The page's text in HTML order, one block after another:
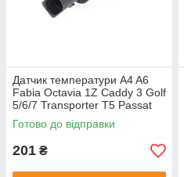
Датчик температури A4 A6
Fabia Octavia 1Z Caddy 3 Golf
5/6/7 Transporter T5 Passat
B6 (колір сірий)
Готово до відправки
201 ₴